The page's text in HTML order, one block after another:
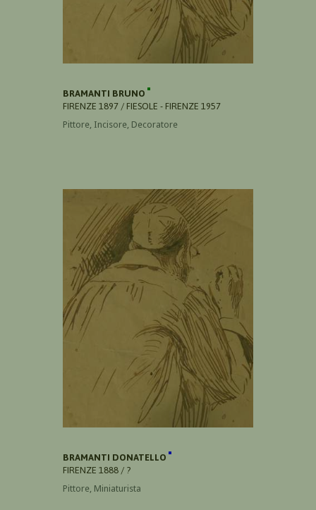
BRAMANTI BRUNO
FIRENZE 1897 / FIESOLE - FIRENZE 1957
Pittore, Incisore, Decoratore
BRAMANTI DONATELLO
FIRENZE 1888 / ?
Pittore, Miniaturista